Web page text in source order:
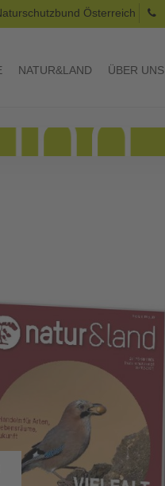
Österreich
NATUR&LAND ÜBER UNS